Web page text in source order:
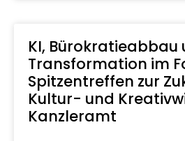
KI, Bürokratieabbau
Transformation im
Spitzentreffen zur
Kultur- und
Kanzleramt